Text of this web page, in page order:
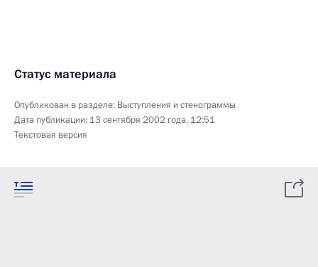
Статус материала
Опубликован в разделе: Выступления и стенограммы
Дата публикации: 13 сентября 2002 года, 12:51
Текстовая версия